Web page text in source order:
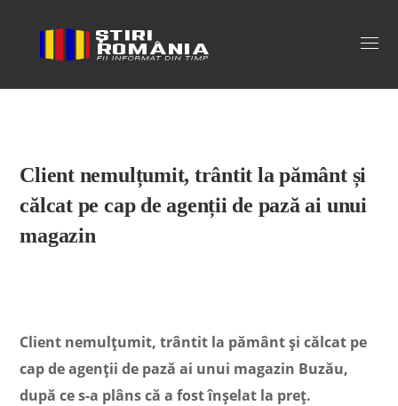
Stiri Romania
Client nemulțumit, trântit la pământ și
călcat pe cap de agenții de pază ai unui
magazin
Client nemulțumit, trântit la pământ și călcat pe
cap de agenții de pază ai unui magazin Buzău,
după ce s-a plâns că a fost înșelat la preț.